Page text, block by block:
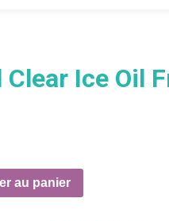
Ice Oil
au panier